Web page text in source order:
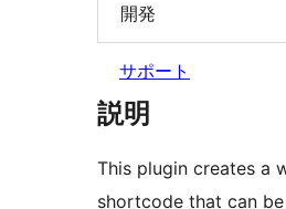
開発
サポート
説明
This plugin creates a
shortcode that can